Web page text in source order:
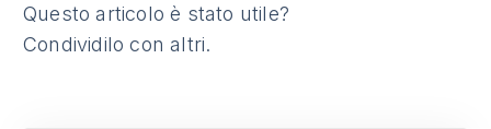
Questo articolo è stato utile?
Condividilo con altri.